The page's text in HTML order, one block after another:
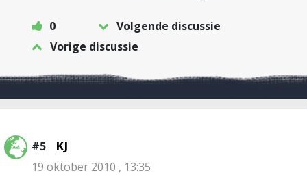
0
Volgende discussie
Vorige discussie
#5 KJ
19 oktober 2010 , 13:35